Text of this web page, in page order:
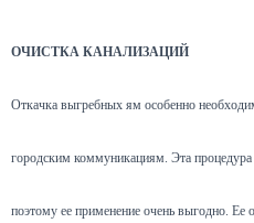
ОЧИСТКА КАНАЛИЗАЦИЙ
Откачка выгребных ям особенно
городским коммуникациям. Эта процедура
поэтому ее применение очень выгодно. Ее